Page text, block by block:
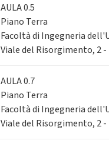
AULA 0.5
Piano Terra
Facoltà di Ingegneria
Viale del Risorgimento, 2
AULA 0.7
Piano Terra
Facoltà di Ingegneria
Viale del Risorgimento, 2